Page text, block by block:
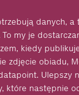
danych, a
my je
kiedy
zdjęcie obiadu,
Ulepszy
które następnie